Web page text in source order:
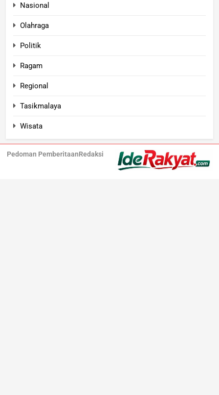
Nasional
Olahraga
Politik
Ragam
Regional
Tasikmalaya
Wisata
Pedoman PemberitaanRedaksi